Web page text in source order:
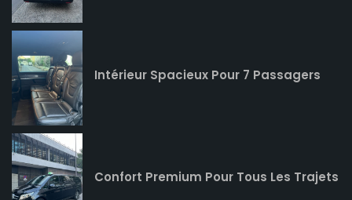
Intérieur Spacieux Pour 7 Passagers
Confort Premium Pour Tous Les Trajets